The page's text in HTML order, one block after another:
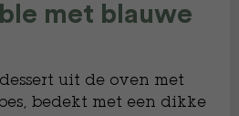
met blauwe
uit de oven met
bedekt met een dikke